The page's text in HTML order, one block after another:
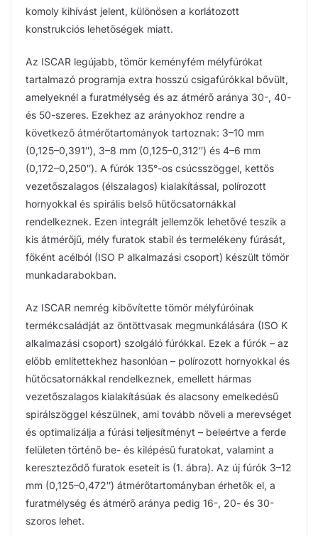
komoly kihívást jelent, különösen a korlátozott
konstrukciós lehetőségek miatt.
Az ISCAR legújabb, tömör keményfém mélyfúrókat
tartalmazó programja extra hosszú csigafúrókkal bővült,
amelyeknél a furatmélység és az átmérő aránya 30-, 40-
és 50-szeres. Ezekhez az arányokhoz rendre a
következő átmérőtartományok tartoznak: 3–10 mm
(0,125–0,391″), 3–8 mm (0,125–0,312″) és 4–6 mm
(0,172–0,250″). A fúrók 135°-os csúcsszöggel, kettős
vezetőszalagos (élszalagos) kialakítással, polírozott
hornyokkal és spirális belső hűtőcsatornákkal
rendelkeznek. Ezen integrált jellemzők lehetővé teszik a
kis átmérőjű, mély furatok stabil és termelékeny fúrását,
főként acélból (ISO P alkalmazási csoport) készült tömör
munkadarabokban.
Az ISCAR nemrég kibővítette tömör mélyfúróinak
termékcsaládját az öntöttvasak megmunkálására (ISO K
alkalmazási csoport) szolgáló fúrókkal. Ezek a fúrók – az
előbb említettekhez hasonlóan – polírozott hornyokkal és
hűtőcsatornákkal rendelkeznek, emellett hármas
vezetőszalagos kialakításúak és alacsony emelkedésű
spirálszöggel készülnek, ami tovább növeli a merevséget
és optimalizálja a fúrási teljesítményt – beleértve a ferde
felületen történő be- és kilépésű furatokat, valamint a
kereszteződő furatok eseteit is (1. ábra). Az új fúrók 3–12
mm (0,125–0,472″) átmérőtartományban érhetők el, a
furatmélység és átmérő aránya pedig 16-, 20- és 30-
szoros lehet.